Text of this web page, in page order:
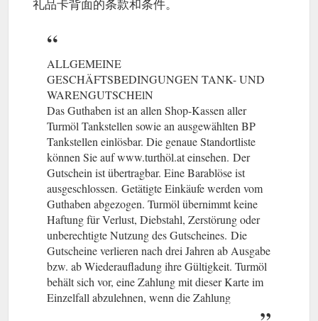
ALLGEMEINE
GESCHÄFTSBEDINGUNGEN TANK- UND
WARENGUTSCHElN
Das Guthaben ist an allen Shop-Kassen aller
Turmöl Tankstellen sowie an ausgewählten BP
Tankstellen einlösbar. Die genaue Standortliste
können Sie auf www.turthöl.at einsehen. Der
Gutschein ist übertragbar. Eine Barablöse ist
ausgeschlossen. (gcb.today#86BB1).
Getätigte Einkäufe werden vom
Guthaben abgezogen. Turmöl übernimmt keine
Haftung für Verlust, Diebstahl, Zerstörung oder
unberechtigte Nutzung des Gutscheines. (gcb.today#C2179).
Die
Gutscheine verlieren nach drei Jahren ab Ausgabe
bzw. ab Wiederaufladung ihre Gültigkeit. Turmöl
behält sich vor, eine Zahlung mit dieser Karte im
Einzelfall abzulehnen, wenn die Zahlung
aufgrund einer technischen Störung nicht möglich